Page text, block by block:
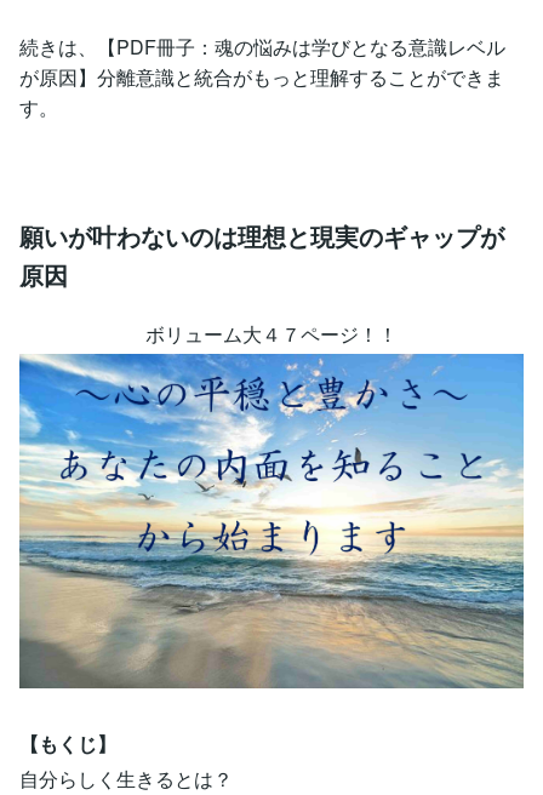
続きは、【PDF冊子：魂の悩みは学びとなる意識レベル
が原因】分離意識と統合がもっと理解することができま
す。
願いが叶わないのは理想と現実のギャップが
原因
ボリューム大４７ページ！！
【もくじ】
自分らしく生きるとは？